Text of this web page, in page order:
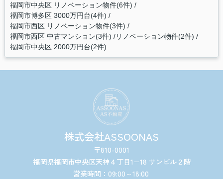
福岡市中央区 リノベーション物件(6件)
福岡市博多区 3000万円台(4件)
福岡市西区 リノベーション物件(3件)
福岡市西区 中古マンション(3件) リノベーション物件(2件)
福岡市中央区 2000万円台(2件)
株式会社ASSOONAS
〒810-0001
福岡県福岡市中央区天神４丁目1−18 サンビル２階
営業時間：09:00～18:00